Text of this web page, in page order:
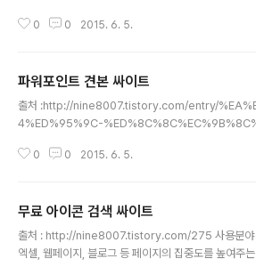
p://subtlepatterns.com/현재 387개의 패턴이 등
0 0 2015. 6. 5.
파워포인트 견본 싸이트
출처 :http://nine8007.tistory.com/entry/
4%ED%95%9C-
%EB%AC%B4%EB%A3%8C-
바로 다운로드 됩니다. 몇개의 자료는 다운로드가 안되
챠트나 다이아그램들의 템플릿을 한번 다운로드 받아
com두번째는 showeet.com이라는 사이트인데 좀 느
0 0 2015. 6. 5.
무료 아이콘 검색 싸이트
출처 : http://nine8007.tistory.com/275 사용분야 :
엑셀, 웹페이지, 블로그 등 페이지의 집중도를 높여주